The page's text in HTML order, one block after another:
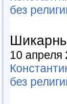
без
10 апреля
без